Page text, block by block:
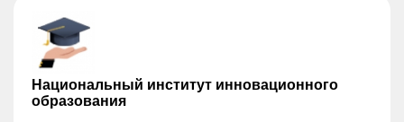
Национальный институт инновационного
образования